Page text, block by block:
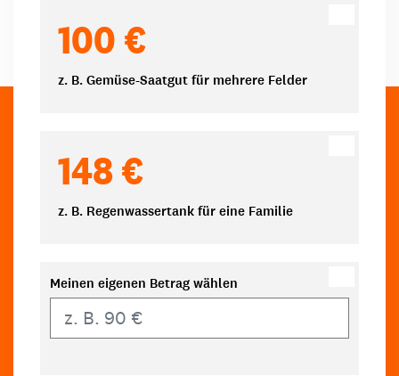
100 €
z. B. Gemüse-Saatgut für mehrere Felder
148 €
z. B. Regenwassertank für eine Familie
Meinen eigenen Betrag wählen